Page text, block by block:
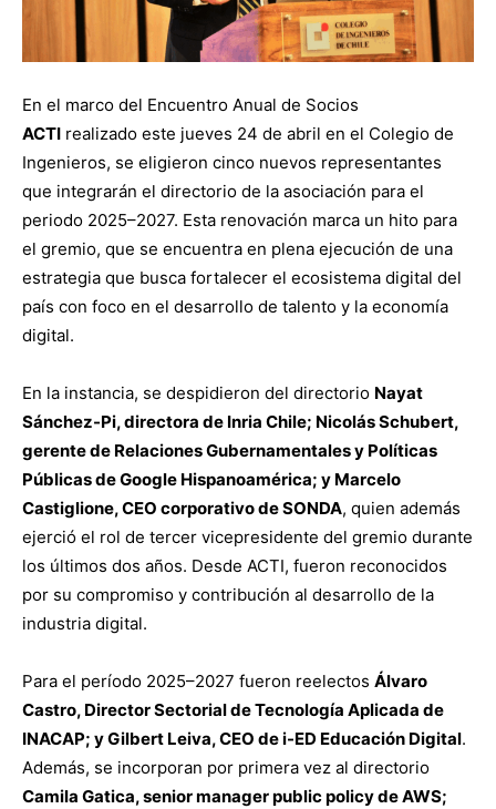
En el marco del Encuentro Anual de Socios
ACTI realizado este jueves 24 de abril en el Colegio de
Ingenieros, se eligieron cinco nuevos representantes
que integrarán el directorio de la asociación para el
periodo 2025–2027. Esta renovación marca un hito para
el gremio, que se encuentra en plena ejecución de una
estrategia que busca fortalecer el ecosistema digital del
país con foco en el desarrollo de talento y la economía
digital.
En la instancia, se despidieron del directorio Nayat
Sánchez-Pi, directora de Inria Chile; Nicolás Schubert,
gerente de Relaciones Gubernamentales y Políticas
Públicas de Google Hispanoamérica; y Marcelo
Castiglione, CEO corporativo de SONDA, quien además
ejerció el rol de tercer vicepresidente del gremio durante
los últimos dos años. Desde ACTI, fueron reconocidos
por su compromiso y contribución al desarrollo de la
industria digital.
Para el período 2025–2027 fueron reelectos Álvaro
Castro, Director Sectorial de Tecnología Aplicada de
INACAP; y Gilbert Leiva, CEO de i-ED Educación Digital.
Además, se incorporan por primera vez al directorio
Camila Gatica, senior manager public policy de AWS;